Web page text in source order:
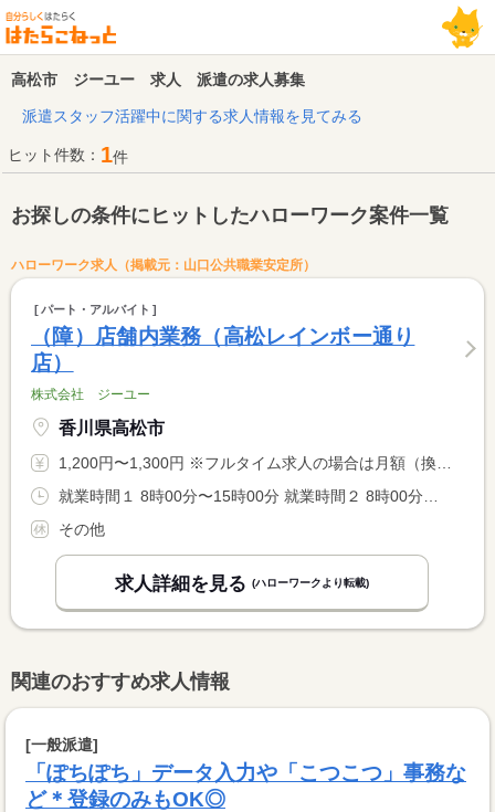
高松市 ジーユー 求人 派遣の求人募集
派遣スタッフ活躍中に関する求人情報を見てみる
ヒット件数： 1件
お探しの条件にヒットしたハローワーク案件一覧
ハローワーク求人（掲載元：山口公共職業安定所）
パート・アルバイト
（障）店舗内業務（高松レインボー通り
店）
株式会社 ジーユー
香川県高松市
1,200円〜1,300円 ※フルタイム求人の場合は月額（換算額）、パート求人の場合は時間額を表示しています。
その他
求人詳細を見る (ハローワークより転載)
関連のおすすめ求人情報
[一般派遣]
「ぽちぽち」データ入力や「こつこつ」事務な
ど＊登録のみもOK◎